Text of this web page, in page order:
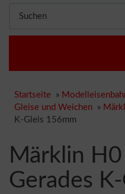
Startseite »
Gleise und Weichen »
K-Gleis 156mm
Märklin
Gerades